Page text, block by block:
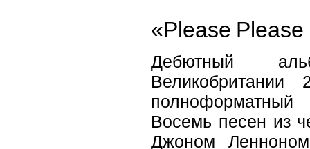
«Please Please
Дебютный
Восемь песен из
Джоном